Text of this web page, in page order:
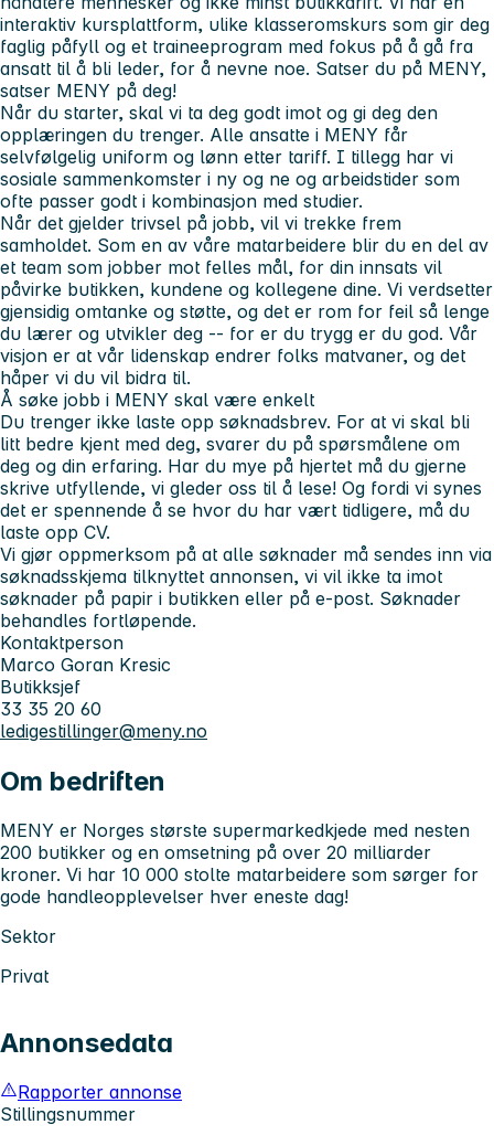
interaktiv kursplattform, ulike klasseromskurs som gir deg
faglig påfyll og et traineeprogram med fokus på å gå fra
ansatt til å bli leder, for å nevne noe. Satser du på MENY,
satser MENY på deg!
Når du starter, skal vi ta deg godt imot og gi deg den
opplæringen du trenger. Alle ansatte i MENY får
selvfølgelig uniform og lønn etter tariff. I tillegg har vi
sosiale sammenkomster i ny og ne og arbeidstider som
ofte passer godt i kombinasjon med studier.
Når det gjelder trivsel på jobb, vil vi trekke frem
samholdet. Som en av våre matarbeidere blir du en del av
et team som jobber mot felles mål, for din innsats vil
påvirke butikken, kundene og kollegene dine. Vi verdsetter
gjensidig omtanke og støtte, og det er rom for feil så lenge
du lærer og utvikler deg -- for er du trygg er du god. Vår
visjon er at vår lidenskap endrer folks matvaner, og det
håper vi du vil bidra til.
Å søke jobb i MENY skal være enkelt
Du trenger ikke laste opp søknadsbrev. For at vi skal bli
litt bedre kjent med deg, svarer du på spørsmålene om
deg og din erfaring. Har du mye på hjertet må du gjerne
skrive utfyllende, vi gleder oss til å lese! Og fordi vi synes
det er spennende å se hvor du har vært tidligere, må du
laste opp CV.
Vi gjør oppmerksom på at alle søknader må sendes inn via
søknadsskjema tilknyttet annonsen, vi vil ikke ta imot
søknader på papir i butikken eller på e-post. Søknader
behandles fortløpende.
Kontaktperson
Marco Goran Kresic
Butikksjef
33 35 20 60
ledigestillinger@meny.no
Om bedriften
MENY er Norges største supermarkedkjede med nesten
200 butikker og en omsetning på over 20 milliarder
kroner. Vi har 10 000 stolte matarbeidere som sørger for
gode handleopplevelser hver eneste dag!
Sektor
Privat
Annonsedata
Rapporter annonse
Stillingsnummer